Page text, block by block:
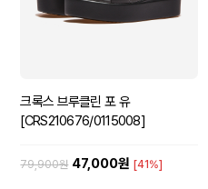
크록스 브루클린 포 유
[CRS210676/0115008]
79,900원 47,000원 [41%]